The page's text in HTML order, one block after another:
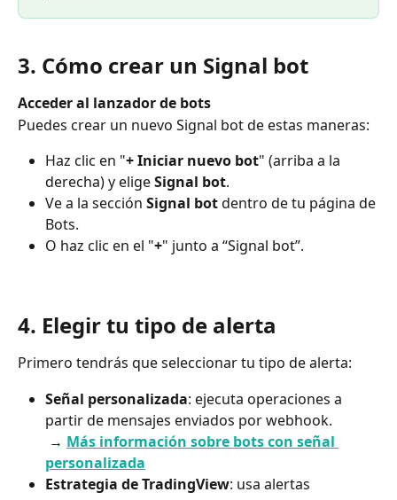
3. Cómo crear un Signal bot
Acceder al lanzador de bots
Puedes crear un nuevo Signal bot de estas maneras:
Haz clic en "+ Iniciar nuevo bot" (arriba a la
derecha) y elige Signal bot.
Ve a la sección Signal bot dentro de tu página de
Bots.
O haz clic en el "+" junto a “Signal bot”.
4. Elegir tu tipo de alerta
Primero tendrás que seleccionar tu tipo de alerta:
Señal personalizada: ejecuta operaciones a
partir de mensajes enviados por webhook.
→ Más información sobre bots con señal
personalizada
Estrategia de TradingView: usa alertas